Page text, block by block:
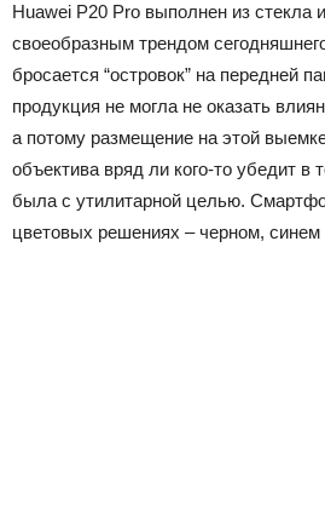
Huawei P20 Pro выполнен из стекла
своеобразным трендом
бросается “островок” на передней
продукция не могла не оказать
а потому размещение на этой
объектива вряд ли кого-то убедит в
была с утилитарной целью.
цветовых решениях – черном, синем